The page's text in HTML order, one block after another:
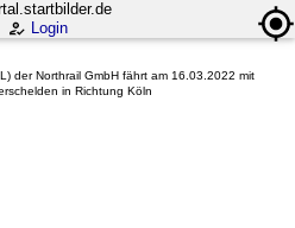
Login
der Northrail GmbH fährt am 16.03.2022 mit
in Richtung Köln